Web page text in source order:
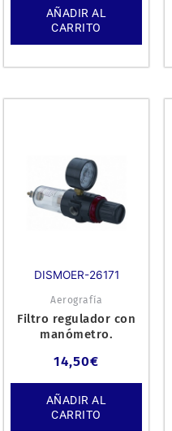
AÑADIR AL
CARRITO
DISMOER-26171
Aerografía
Filtro regulador con
manómetro.
14,50€
AÑADIR AL
CARRITO